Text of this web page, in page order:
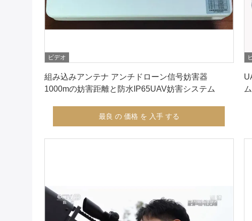
ビデオ
組み込みアンテナ アンチドローン信号妨害器
1000mの妨害距離と防水IP65UAV妨害システム
最良 の 価格 を 入手 する